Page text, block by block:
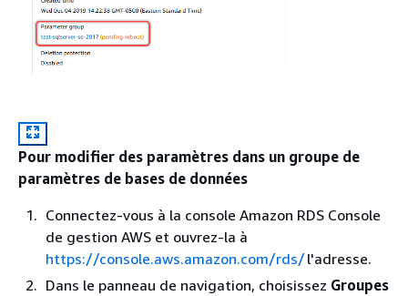
Pour modifier des paramètres dans un groupe de
paramètres de bases de données
Connectez-vous à la console Amazon RDS Console
de gestion AWS et ouvrez-la à
https://console.aws.amazon.com/rds/l'adresse.
Dans le panneau de navigation, choisissez Groupes